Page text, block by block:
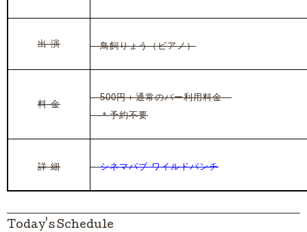
出 演 鳥飼りょう（ピアノ）
料 金
500円＋通常のバー利用料金
＊予約不要
詳 細 シネマパブ ワイルドバンチ
Today's Schedule